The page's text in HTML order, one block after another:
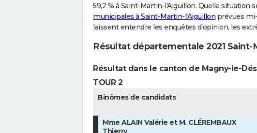
59,2 % à Saint-Martin-l'Aiguillon. Quelle situation
municipales à Saint-Martin-l'Aiguillon prévues
laissent entendre les enquêtes d’opinion, les
Résultat départementale 2021
Résultat dans le canton de Magny-le-
TOUR 2
Binômes de candidats
Mme ALAIN Valérie et M. CLÉREMBAUX